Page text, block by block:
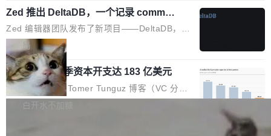
计划的顶峰。 十年前，Ken...
个小型数据库，应用天然按分片构建，单个数据
库的竞争和爆炸半径问题在设计层面就被消除
了。 闲置的 cell 会休眠到几乎不占资源。当 cel
l 迁移或唤醒时，新宿主从 S3 恢复 SQLite 数据
库继续执行。存储库是持久化的唯一真相...
高价的三星折叠（三星Galaxy Z Fold8 Ultra / Z
Fold8 / Z Flip8）外，其余要么是中低端机器，
例如iQOO Z11i、REDMI Note 17、REDMI No
te 17 Pro、OPPO K15，要么是vivo X300 E这
样的次旗舰。 Galaxy Z Fold8 Ultra / Z Fold8 /
Z Flip8三款折叠屏新机均在7月22日发布，且全
部搭载骁龙8 Elite Gen5 for Galaxy，它们本该
Zed 推出 DeltaDB，一个记录 commit
之间所有操作的版本控制系统
Zed 编辑器团队发布了新项目——DeltaDB，一
个在 git commit 之间记录每一次编辑操作的版
本控制系统。目前处于 Early Access 阶段。 De
ltaDB 的核心思路直接写在 landing page 最显
眼的位置：「Software is made between com
mits」——软件是在 commit 之间写出来的。git
局
SpaceXAI 单季资本开支达 183 亿美元
根据风险投资人Tomer Tunguz 博客（VC 分
析）披露的最新分析与第二季度业绩报告，Spac
白开水不加糖